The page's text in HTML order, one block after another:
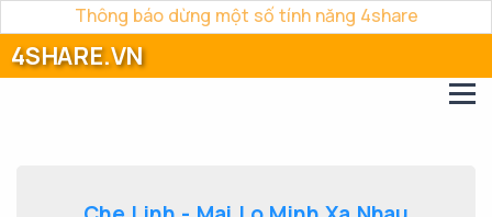
Thông báo dừng một số tính năng 4share
4SHARE.VN